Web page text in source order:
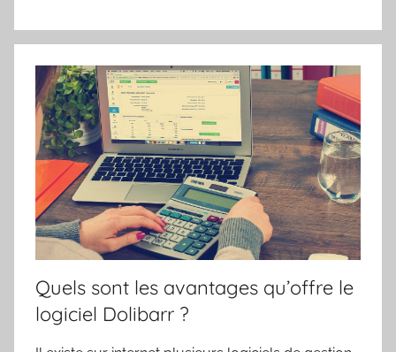
Quels sont les avantages qu’offre le
logiciel Dolibarr ?